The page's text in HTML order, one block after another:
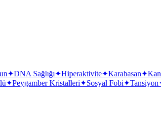
✦DNA Sağlığı✦Hiperaktivite✦Karabasan✦Kan
✦Peygamber Kristalleri✦Sosyal Fobi✦Tansiyon